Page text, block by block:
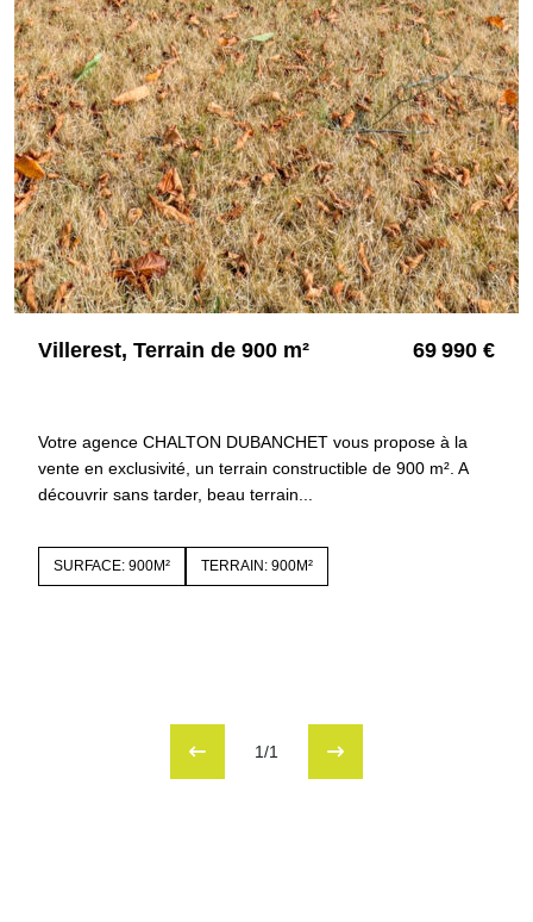
Villerest, Terrain de 900 m² 69 990 €
Votre agence CHALTON DUBANCHET vous propose à la
vente en exclusivité, un terrain constructible de 900 m². A
découvrir sans tarder, beau terrain...
SURFACE: 900M² TERRAIN: 900M²
1/1